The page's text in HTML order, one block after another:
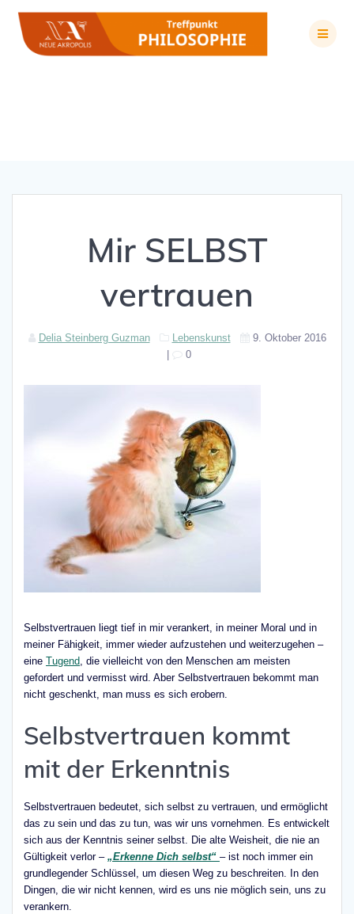
Inhalt
springen
Mir SELBST
vertrauen
Delia Steinberg Guzman Lebenskunst
9. Oktober 2016
0
Selbstvertrauen liegt tief in mir verankert, in meiner Moral und in
meiner Fähigkeit, immer wieder aufzustehen und weiterzugehen –
eine Tugend, die vielleicht von den Menschen am meisten
gefordert und vermisst wird. Aber Selbstvertrauen bekommt man
nicht geschenkt, man muss es sich erobern.
Selbstvertrauen kommt
mit der Erkenntnis
Selbstvertrauen bedeutet, sich selbst zu vertrauen, und ermöglicht
das zu sein und das zu tun, was wir uns vornehmen. Es entwickelt
sich aus der Kenntnis seiner selbst. Die alte Weisheit, die nie an
Gültigkeit verlor – „Erkenne Dich selbst“ – ist noch immer ein
grundlegender Schlüssel, um diesen Weg zu beschreiten. In den
Dingen, die wir nicht kennen, wird es uns nie möglich sein, uns zu
verankern.